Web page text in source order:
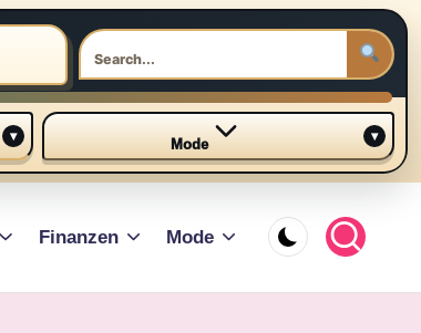
▾
Mode
▾
Finanzen Mode